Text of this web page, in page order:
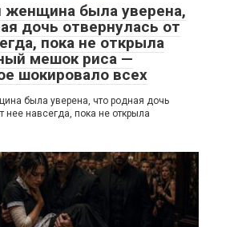
была уверена,
дочь отвернулась от
пока не открыла
мешок риса —
шокировало всех
была уверена, что родная дочь
нее навсегда, пока не открыла